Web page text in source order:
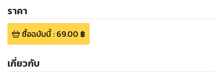
ราคา
ซื้อฉบับนี้: 69.00 ฿
เกี่ยวกับ